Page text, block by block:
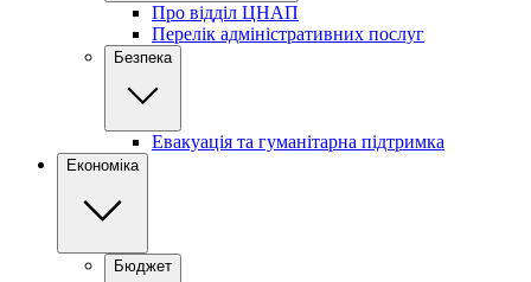
Про відділ ЦНАП
Перелік адміністративних послуг
Безпека
Евакуація та гуманітарна підтримка
Економіка
Бюджет